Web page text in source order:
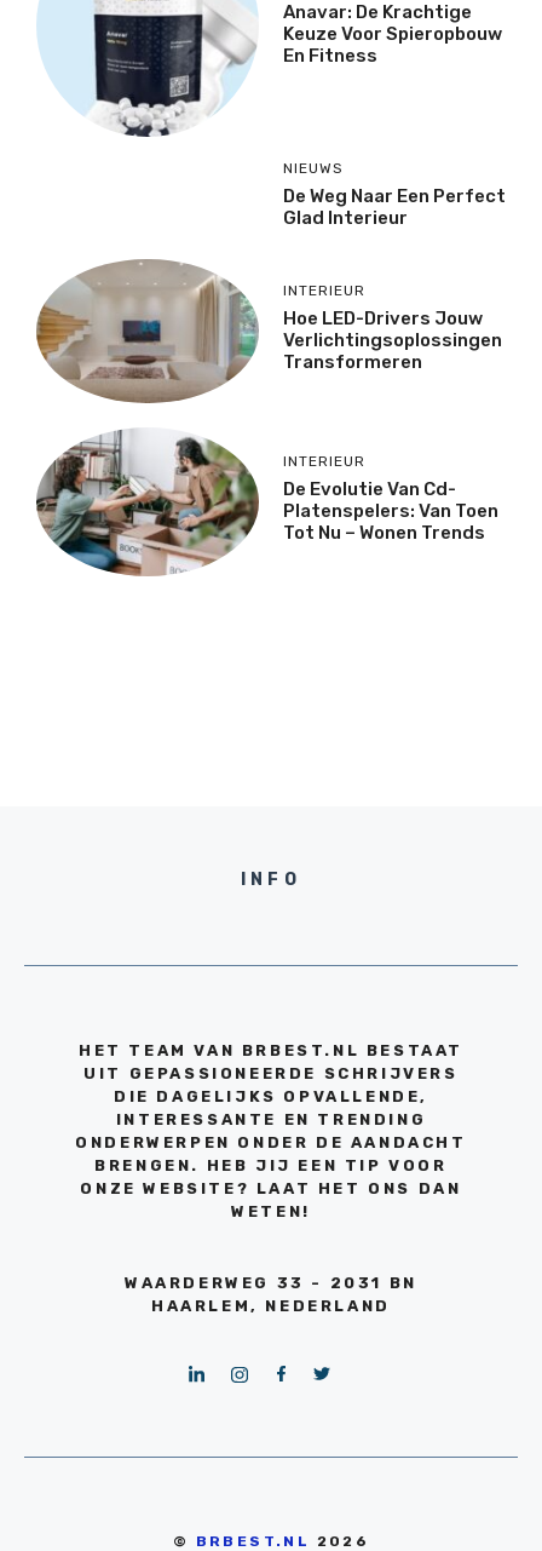
Anavar: De Krachtige
Keuze Voor Spieropbouw
En Fitness
NIEUWS
De Weg Naar Een Perfect
Glad Interieur
INTERIEUR
Hoe LED-Drivers Jouw
Verlichtingsoplossingen
Transformeren
INTERIEUR
De Evolutie Van Cd-
Platenspelers: Van Toen
Tot Nu – Wonen Trends
INFO
HET TEAM VAN BRBEST.NL BESTAAT
UIT GEPASSIONEERDE SCHRIJVERS
DIE DAGELIJKS OPVALLENDE,
INTERESSANTE EN TRENDING
ONDERWERPEN ONDER DE AANDACHT
BRENGEN. HEB JIJ EEN TIP VOOR
ONZE WEBSITE? LAAT HET ONS DAN
WETEN!
WAARDERWEG 33 - 2031 BN
HAARLEM, NEDERLAND
© BRBEST.NL 2026